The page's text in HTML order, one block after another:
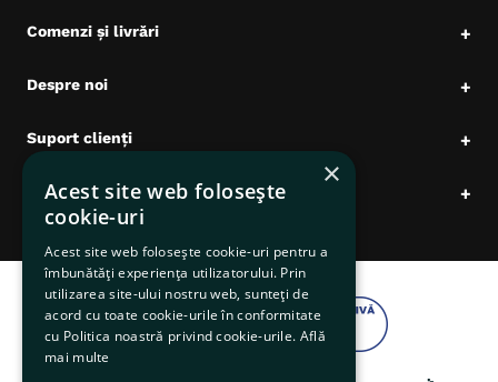
Comenzi și livrări +
Despre noi +
Suport clienți +
Date comerciale +
×
Acest site web folosește
cookie-uri
Acest site web folosește cookie-uri pentru a
îmbunătăți experiența utilizatorului. Prin
utilizarea site-ului nostru web, sunteți de
acord cu toate cookie-urile în conformitate
cu Politica noastră privind cookie-urile. Află
mai multe